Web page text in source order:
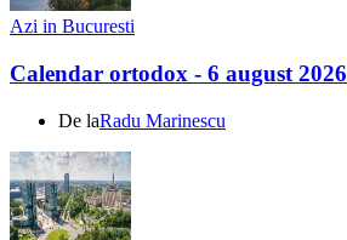
Azi in Bucuresti
Calendar ortodox - 6 august 2026
De laRadu Marinescu